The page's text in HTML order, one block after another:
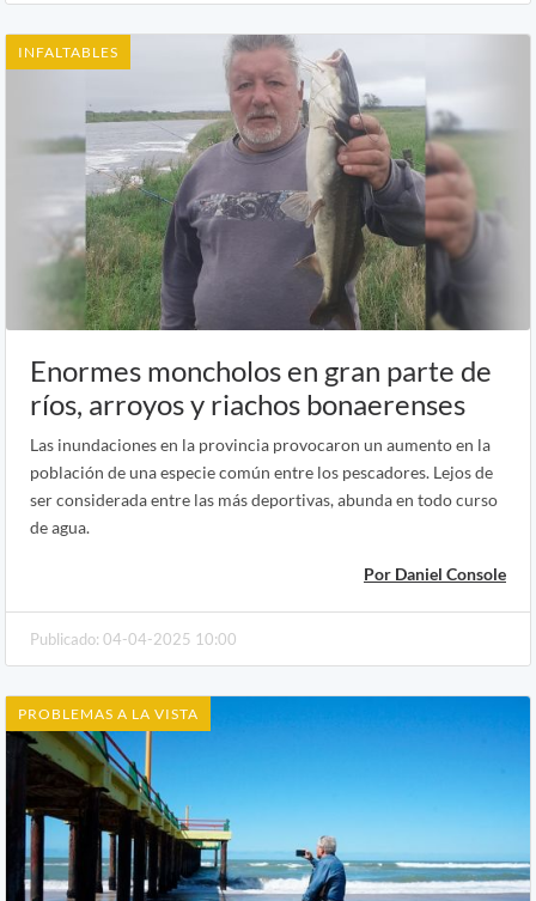
INFALTABLES
Enormes moncholos en gran parte de
ríos, arroyos y riachos bonaerenses
Las inundaciones en la provincia provocaron un aumento en la
población de una especie común entre los pescadores. Lejos de
ser considerada entre las más deportivas, abunda en todo curso
de agua.
Por Daniel Console
Publicado: 04-04-2025 10:00
PROBLEMAS A LA VISTA